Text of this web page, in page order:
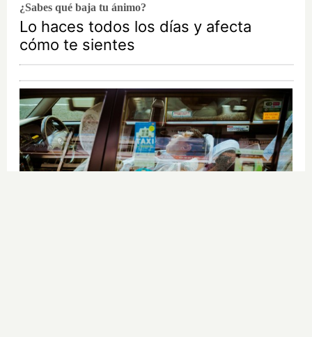
¿Sabes qué baja tu ánimo?
Lo haces todos los días y afecta
cómo te sientes